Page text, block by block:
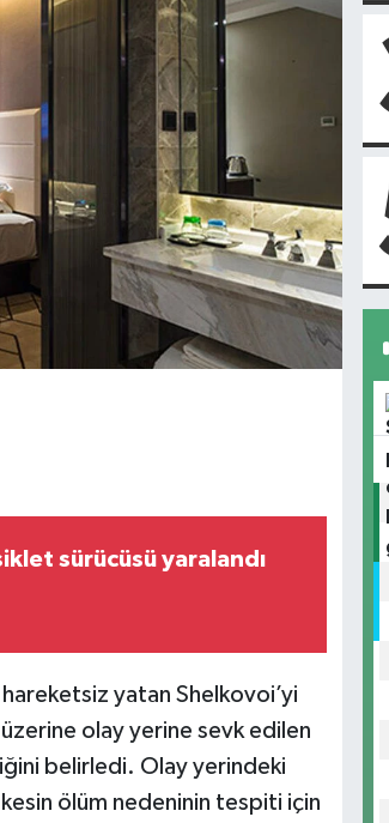
sürücüsü yaralandı
yatan Shelkovoi’yi
olay yerine sevk edilen
belirledi. Olay yerindeki
ölüm nedeninin tespiti için